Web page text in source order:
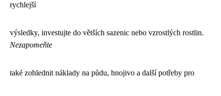
rychlejší
výsledky, investujte do větších sazenic nebo vzrostlých rostlin.
Nezapomeňte
také zohlednit náklady na půdu, hnojivo a další potřeby pro